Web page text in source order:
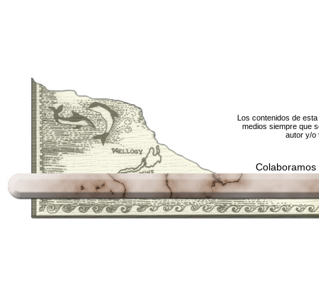
Los contenidos de
medios siempre que
autor y/o